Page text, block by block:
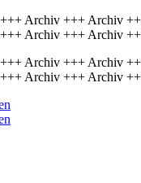
Archiv +++ Archiv
Archiv +++ Archiv
Archiv +++ Archiv
Archiv +++ Archiv